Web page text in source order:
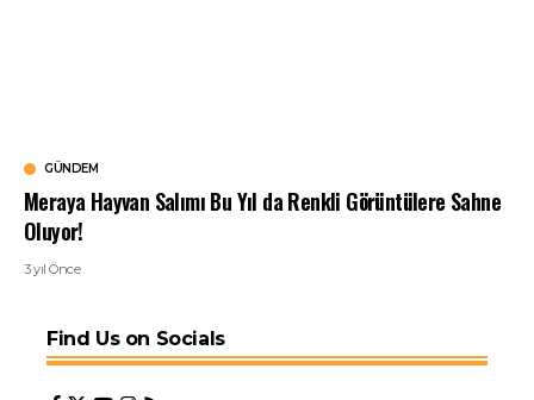
GÜNDEM
Meraya Hayvan Salımı Bu Yıl da Renkli Görüntülere Sahne
Oluyor!
3 yıl Önce
Find Us on Socials